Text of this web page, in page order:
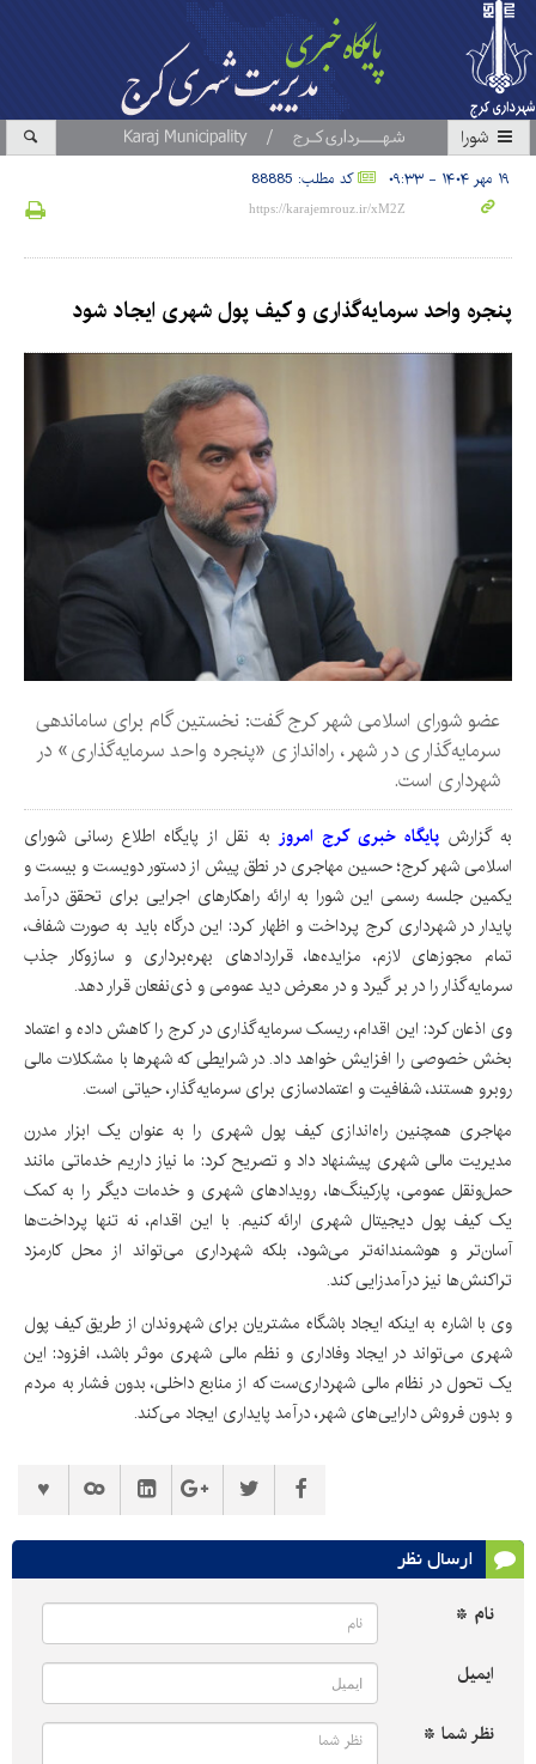
شورا
۱۹ مهر ۱۴۰۴ - ۰۹:۳۳ کد مطلب: 88885
پنجره واحد سرمایه‌گذاری و کیف پول شهری ایجاد شود
عضو شورای اسلامی شهر کرج گفت: نخستین گام برای ساماندهی
سرمایه‌گذاری در شهر، راه‌اندازی «پنجره واحد سرمایه‌گذاری» در
شهرداری است.
به گزارش پایگاه خبری کرج امروزبه نقل از پایگاه اطلاع رسانی شورای
اسلامی شهر کرج؛ حسین مهاجری در نطق پیش از دستور دویست و بیست و
یکمین جلسه رسمی این شورا به ارائه راهکارهای اجرایی برای تحقق درآمد
پایدار در شهرداری کرج پرداخت و اظهار کرد: این درگاه باید به صورت شفاف،
تمام مجوزهای لازم، مزایده‌ها، قراردادهای بهره‌برداری و سازوکار جذب
سرمایه‌گذار را در بر گیرد و در معرض دید عمومی و ذی‌نفعان قرار دهد.
وی اذعان کرد: این اقدام، ریسک سرمایه‌گذاری در کرج را کاهش داده و اعتماد
بخش خصوصی را افزایش خواهد داد. در شرایطی که شهرها با مشکلات مالی
روبرو هستند، شفافیت و اعتمادسازی برای سرمایه‌گذار، حیاتی است.
مهاجری همچنین راه‌اندازی کیف پول شهری را به عنوان یک ابزار مدرن
مدیریت مالی شهری پیشنهاد داد و تصریح کرد: ما نیاز داریم خدماتی مانند
حمل‌ونقل عمومی، پارکینگ‌ها، رویدادهای شهری و خدمات دیگر را به کمک
یک کیف پول دیجیتال شهری ارائه کنیم. با این اقدام، نه تنها پرداخت‌ها
آسان‌تر و هوشمندانه‌تر می‌شود، بلکه شهرداری می‌تواند از محل کارمزد
تراکنش‌ها نیز درآمدزایی کند.
وی با اشاره به اینکه ایجاد باشگاه مشتریان برای شهروندان از طریق کیف پول
شهری می‌تواند در ایجاد وفاداری و نظم مالی شهری موثر باشد، افزود: این
یک تحول در نظام مالی شهرداری‌ست که از منابع داخلی، بدون فشار به مردم
و بدون فروش دارایی‌های شهر، درآمد پایداری ایجاد می‌کند.
ارسال نظر
نام *
ایمیل
نظر شما *